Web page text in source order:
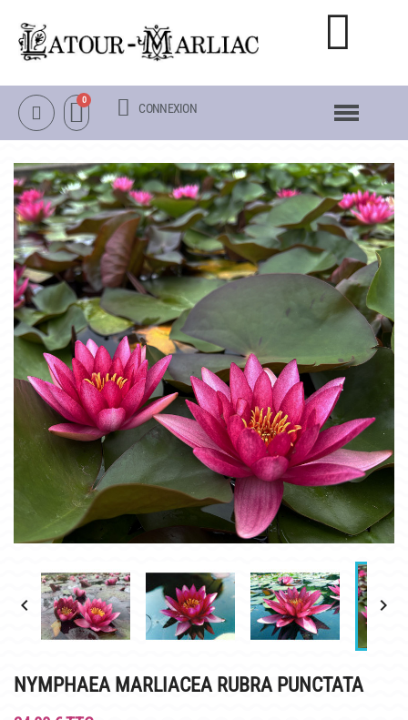
NOTRE CATALOGUE
NÉNUPHARS RUSTIQUES
NÉNUPHARS TROPICAUX
LOTUS
AUTRES PLANTES AQUATIQUES
PACKS & ACCESSOIRES
OBJETS
LA VISITE
INFOS PRATIQUES
PLAN & PHOTOS DU SITE
POUR LES ENFANTS
GROUPES ADULTES & SCOLAIRES
CAFÉ MARLIACEA
HORAIRES ET ACCÈS
NOS SOIRÉES ESTIVALES
CONNEXION
 
NYMPHAEA MARLIACEA RUBRA PUNCTATA